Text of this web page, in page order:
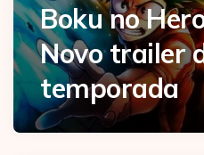
Boku no
Novo trailer
temporada